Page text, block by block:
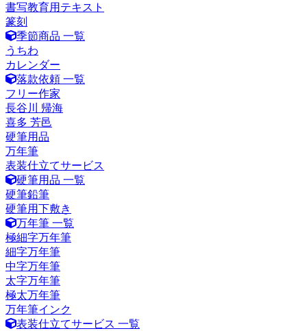
書写教育用テキスト
篆刻
季節商品 一覧
うちわ
カレンダー
落款依頼 一覧
フリー作家
長谷川 帰海
喜多 芳邑
硬筆用品
万年筆
表装仕立てサービス
硬筆用品 一覧
硬筆鉛筆
硬筆用下敷き
万年筆 一覧
極細字万年筆
細字万年筆
中字万年筆
太字万年筆
極太万年筆
万年筆インク
表装仕立てサービス 一覧